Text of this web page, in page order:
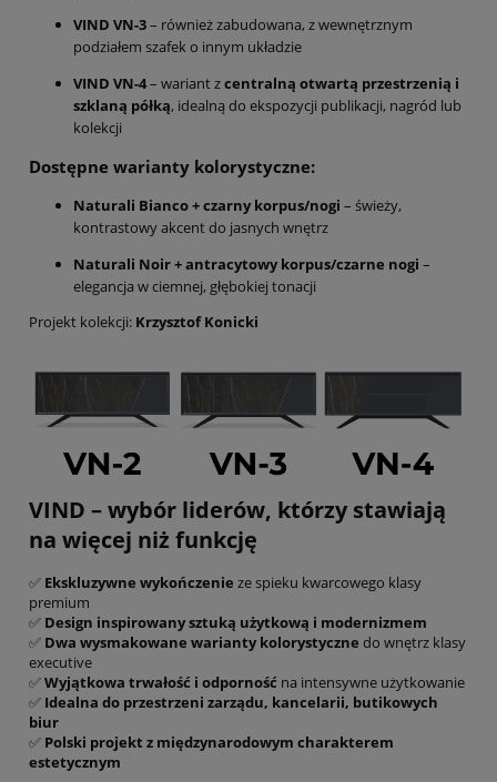
VIND VN-3– również zabudowana, z wewnętrznym
podziałem szafek o innym układzie
VIND VN-4– wariant zcentralną otwartą przestrzenią i
szklaną półką, idealną do ekspozycji publikacji, nagród lub
kolekcji
Dostępne warianty kolorystyczne:
Naturali Bianco + czarny korpus/nogi – świeży,
kontrastowy akcent do jasnych wnętrz
Naturali Noir + antracytowy korpus/czarne nogi –
elegancja w ciemnej, głębokiej tonacji
Projekt kolekcji: Krzysztof Konicki
VIND – wybór liderów, którzy stawiają
na więcej niż funkcję
✅ Ekskluzywne wykończenie ze spieku kwarcowego klasy
premium
✅ Design inspirowany sztuką użytkową i modernizmem
✅ Dwa wysmakowane warianty kolorystyczne do wnętrz klasy
executive
✅Wyjątkowa trwałość i odporność na intensywne użytkowanie
✅ Idealna do przestrzeni zarządu, kancelarii, butikowych
biur
✅ Polski projekt z międzynarodowym charakterem
estetycznym